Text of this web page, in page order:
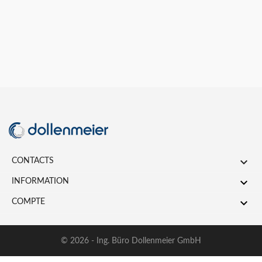
CONTACTS 
INFORMATION 
COMPTE 
© 2026 - Ing. Büro Dollenmeier GmbH